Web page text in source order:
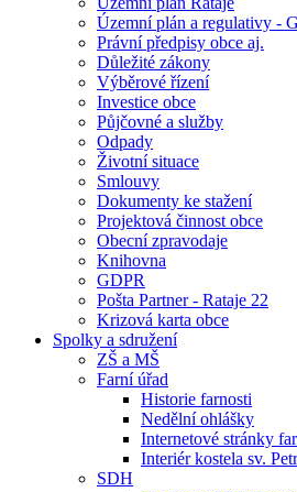
Územní plán a regulativy -
Právní předpisy obce aj.
Důležité zákony
Výběrové řízení
Investice obce
Půjčovné a služby
Odpady
Životní situace
Smlouvy
Dokumenty ke stažení
Projektová činnost obce
Obecní zpravodaje
Knihovna
GDPR
Pošta Partner - Rataje 22
Krizová karta obce
Spolky a sdružení
ZŠ a MŠ
Farní úřad
Historie farnosti
Nedělní ohlášky
Internetové stránky
Interiér kostela sv.
SDH